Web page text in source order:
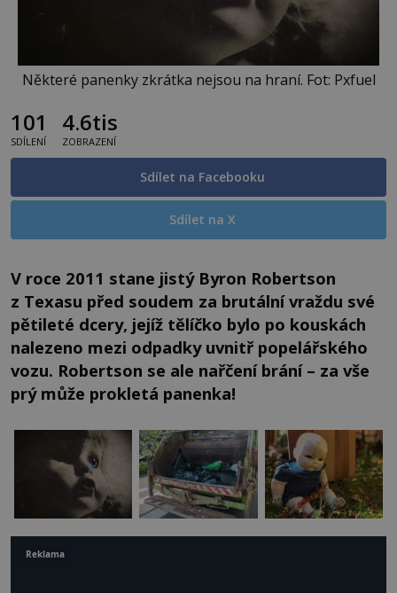
Některé panenky zkrátka nejsou na hraní. Fot: Pxfuel
101
SDÍLENÍ
4.6tis
ZOBRAZENÍ
Sdílet na Facebooku
Sdílet na X
V roce 2011 stane jistý Byron Robertson
z Texasu před soudem za brutální vraždu své
pětileté dcery, jejíž tělíčko bylo po kouskách
nalezeno mezi odpadky uvnitř popelářského
vozu. Robertson se ale nařčení brání – za vše
prý může prokletá panenka!
Reklama